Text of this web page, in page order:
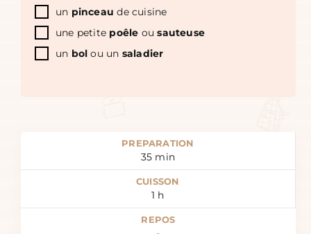
un pinceaude cuisine
une petite poêle ousauteuse
un bolou un saladier
PREPARATION
35 min
CUISSON
1 h
REPOS